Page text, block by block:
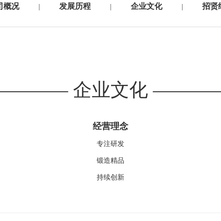
概况 发展历程 企业文化 招贤
企业文化
经营理念
专注研发
锻造精品
持续创新